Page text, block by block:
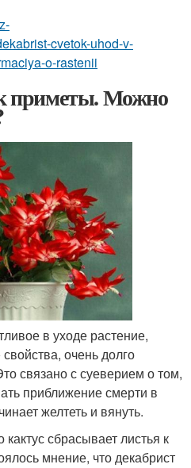
cvetok-uhod-v-
o-rastenii
приметы. Можно
в уходе растение,
очень долго
связано с суеверием о том,
приближение смерти в
желтеть и вянуть.
сбрасывает листья к
мнение, что декабрист